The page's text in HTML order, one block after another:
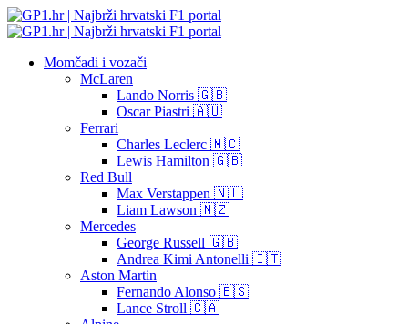
Momčadi i vozači
McLaren
Lando Norris 🇬🇧
Oscar Piastri 🇦🇺
Ferrari
Charles Leclerc 🇲🇨
Lewis Hamilton 🇬🇧
Red Bull
Max Verstappen 🇳🇱
Liam Lawson 🇳🇿
Mercedes
George Russell 🇬🇧
Andrea Kimi Antonelli 🇮🇹
Aston Martin
Fernando Alonso 🇪🇸
Lance Stroll 🇨🇦